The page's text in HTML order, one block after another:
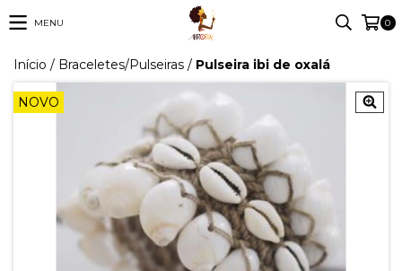
MENU 0
Início / Braceletes/Pulseiras / Pulseira ibi de oxalá
NOVO